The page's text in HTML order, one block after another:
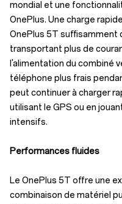
mondial et une
OnePlus. Une charge
OnePlus 5T suffisamment
transportant plus de
l'alimentation du combiné
téléphone plus frais
peut continuer à charger
utilisant le GPS ou en
intensifs.
Performances fluides
Le OnePlus 5T offre une
combinaison de matériel